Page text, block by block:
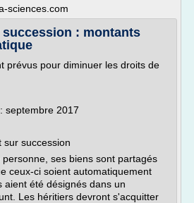
sciences.com
: montants
prévus pour diminuer les droits de
septembre 2017
sur succession
ses biens sont partagés
ceux-ci soient automatiquement
aient été désignés dans un
Les héritiers devront s'acquitter